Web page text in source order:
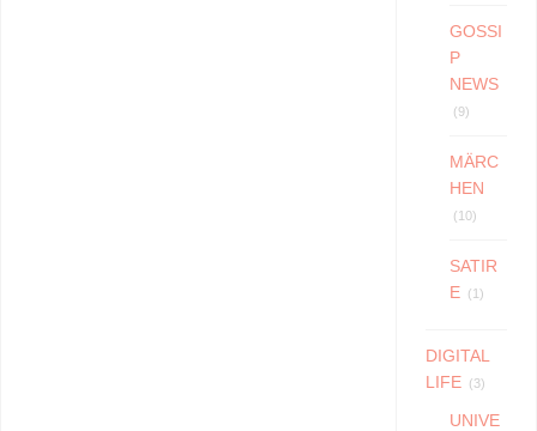
GOSSI
P
NEWS
(9)
MÄRC
HEN
(10)
SATIR
E
(1)
DIGITAL
LIFE
(3)
UNIVE